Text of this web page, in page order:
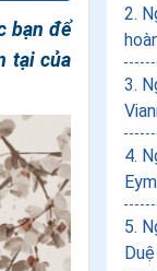
bạn để
tại của
2.
3.
4.
5.
Duệ